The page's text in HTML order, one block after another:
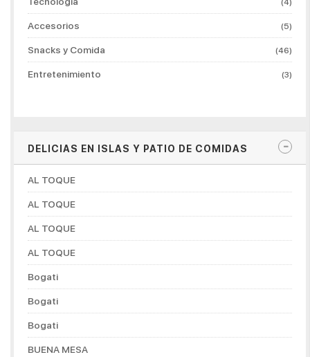
(4)
Accesorios (5)
Snacks y Comida (46)
Entretenimiento (3)
DELICIAS EN ISLAS Y PATIO DE COMIDAS
AL TOQUE
AL TOQUE
AL TOQUE
AL TOQUE
Bogati
Bogati
Bogati
BUENA MESA